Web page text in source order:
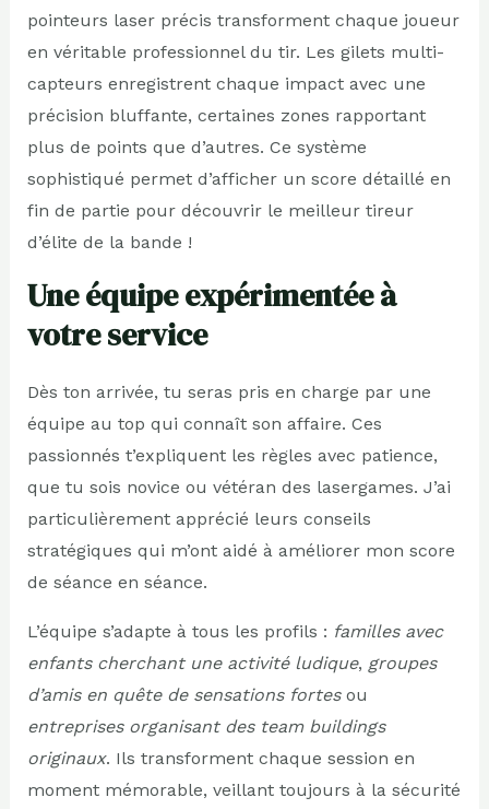
pointeurs laser précis transforment chaque joueur
en véritable professionnel du tir. Les gilets multi-
capteurs enregistrent chaque impact avec une
précision bluffante, certaines zones rapportant
plus de points que d’autres. Ce système
sophistiqué permet d’afficher un score détaillé en
fin de partie pour découvrir le meilleur tireur
d’élite de la bande !
Une équipe expérimentée à
votre service
Dès ton arrivée, tu seras pris en charge par une
équipe au top qui connaît son affaire. Ces
passionnés t’expliquent les règles avec patience,
que tu sois novice ou vétéran des lasergames. J’ai
particulièrement apprécié leurs conseils
stratégiques qui m’ont aidé à améliorer mon score
de séance en séance.
L’équipe s’adapte à tous les profils : familles avec
enfants cherchant une activité ludique, groupes
d’amis en quête de sensations fortesou
entreprises organisant des team buildings
originaux. Ils transforment chaque session en
moment mémorable, veillant toujours à la sécurité